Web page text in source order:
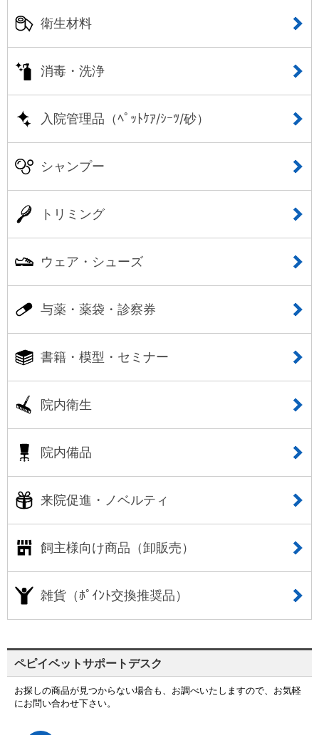
衛生材料
消毒・洗浄
入院管理品（ﾍﾟｯﾄｹｱ/ｼｰﾂ/砂）
シャンプー
トリミング
ウェア・シューズ
与薬・薬袋・診察券
書籍・模型・セミナー
院内衛生
院内備品
来院促進・ノベルティ
飼主様向け商品（卸販売）
雑貨（ﾎﾟｲﾝﾄ交換推奨品）
ペピイベットサポートデスク
お探しの商品が見つからない場合も、お調べいたしますので、お気軽
にお問い合わせ下さい。